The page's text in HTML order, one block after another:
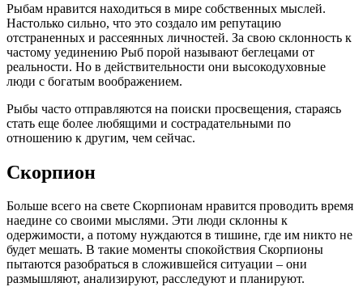
Рыбам нравится находиться в мире собственных мыслей.
Настолько сильно, что это создало им репутацию
отстраненных и рассеянных личностей. За свою склонность к
частому уединению Рыб порой называют беглецами от
реальности. Но в действительности они высокодуховные
люди с богатым воображением.
Рыбы часто отправляются на поиски просвещения, стараясь
стать еще более любящими и сострадательными по
отношению к другим, чем сейчас.
Скорпион
Больше всего на свете Скорпионам нравится проводить время
наедине со своими мыслями. Эти люди склонны к
одержимости, а потому нуждаются в тишине, где им никто не
будет мешать. В такие моменты спокойствия Скорпионы
пытаются разобраться в сложившейся ситуации – они
размышляют, анализируют, расследуют и планируют.